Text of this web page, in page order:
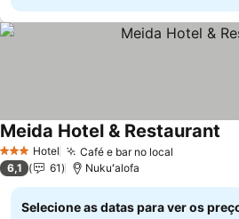
3 EstrelasHotel Café e bar no local
Meida Hotel & Restaurant
6,1 61 Nukuʻalofa
Selecione as datas para ver os